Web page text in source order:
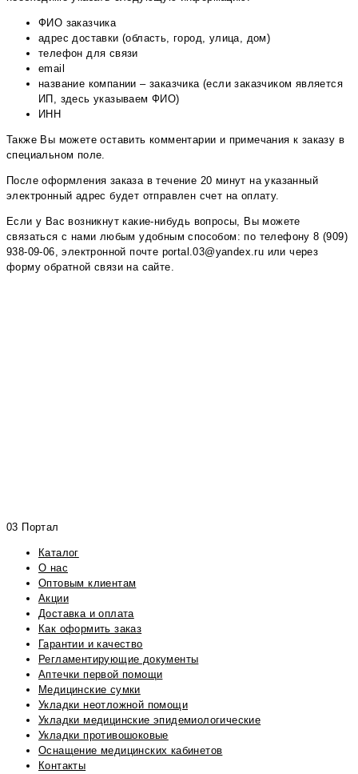
ФИО заказчика
адрес доставки (область, город, улица, дом)
телефон для связи
email
название компании – заказчика (если заказчиком является
ИП, здесь указываем ФИО)
ИНН
Также Вы можете оставить комментарии и примечания к заказу в
специальном поле.
После оформления заказа в течение 20 минут на указанный
электронный адрес будет отправлен счет на оплату.
Если у Вас возникнут какие-нибудь вопросы, Вы можете
связаться с нами любым удобным способом: по телефону 8 (909)
938-09-06, электронной почте portal.03@yandex.ru или через
форму обратной связи на сайте.
03 Портал
Каталог
О нас
Оптовым клиентам
Акции
Доставка и оплата
Как оформить заказ
Гарантии и качество
Регламентирующие документы
Аптечки первой помощи
Медицинские сумки
Укладки неотложной помощи
Укладки медицинские эпидемиологические
Укладки противошоковые
Оснащение медицинских кабинетов
Контакты